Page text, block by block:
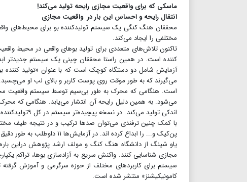
ماسکی که برای واقعیت مجازی رایحه تولید می‌کند!
انتقال رایحه و احساس این بار در واقعیت مجازی
محققان هنگ کنگی یک سیستم تولیدکننده بو برای محیط‌های
مختلفی را ایجاد می‌کند.
تاکنون تلاش‌های متعددی برای تولید بوهای واقعی در محیط
کننده است. در همین راستا محققان چینی یک سیستم جدیدتر
آزمایش شامل دو دستگاه کوچک است که با عنوان «تولید
می‌گیرند که به طور موقت روی پوست کاربر و بالای لب او
است. هنگامی‌ که محرک به طور بی‌سیم توسط سیستم واقعیت
می‌شود. به همین دلیل رایحه آن انتشار می‌یابد. هنگامی که
اندکی تولید
پن‌کیک و... را ابداع کرده اند. در آزمایش‌ها ۱۱ داوطلب به طور دقیق بوهای تولیدی توسط سیستم را با متوسط نرخ موفقیت ۹۳ درصد شناسایی کردند.
یاو شینگ از دانشگاه هنگ کنگ و مولف ارشد پژوهش دراین
مجازی شناسایی کنند. واکنش سریع به آزادسازی بوها، تراکم
سیستم برای کاربردهای مختلف از حوزه سرگرمی و آموزش
کامونیکیشنز» منتشر شده است.